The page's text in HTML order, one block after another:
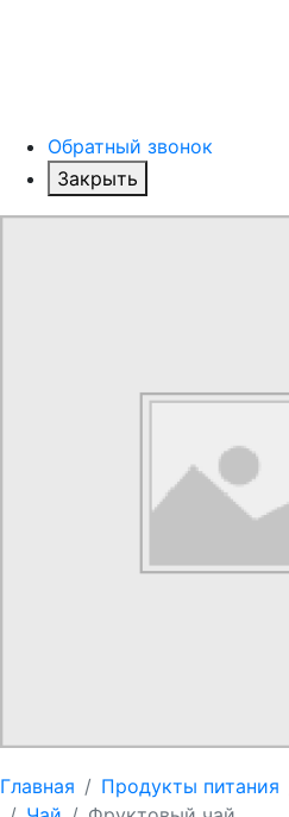
Обратный звонок
Закрыть
Главная Продукты питания